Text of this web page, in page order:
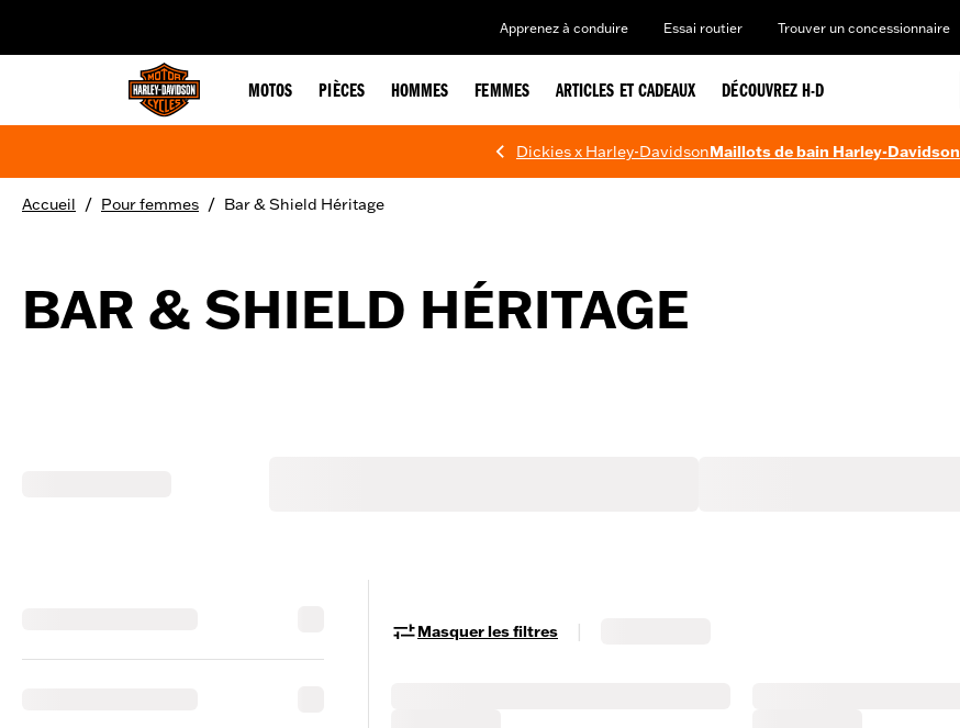
Apprenez à conduire Essai routier Trouver un concessionnaire
MOTOS PIÈCES HOMMES FEMMES ARTICLES ET CADEAUX DÉCOUVREZ H-D
Dickies x Harley-DavidsonMaillots de bain Harley-Davidson
Accueil / Pour femmes / Bar & Shield Héritage
BAR & SHIELD HÉRITAGE
Masquer les filtres